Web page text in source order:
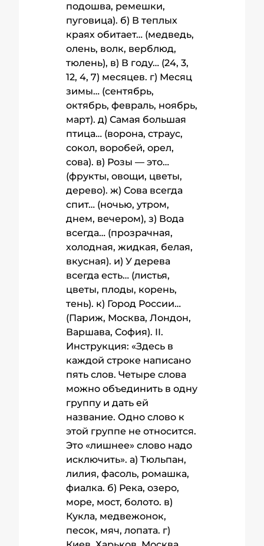
подошва, ремешки,
пуговица). б) В теплых
краях обитает… (медведь,
олень, волк, верблюд,
тюлень), в) В году… (24, 3,
12, 4, 7) месяцев. г) Месяц
зимы… (сентябрь,
октябрь, февраль, ноябрь,
март). д) Самая большая
птица… (ворона, страус,
сокол, воробей, орел,
сова). в) Розы — это…
(фрукты, овощи, цветы,
дерево). ж) Сова всегда
спит… (ночью, утром,
днем, вечером), з) Вода
всегда… (прозрачная,
холодная, жидкая, белая,
вкусная). и) У дерева
всегда есть… (листья,
цветы, плоды, корень,
тень). к) Город России…
(Париж, Москва, Лондон,
Варшава, София). II.
Инструкция: «Здесь в
каждой строке написано
пять слов. Четыре слова
можно объединить в одну
группу и дать ей
название. Одно слово к
этой группе не относится.
Это «лишнее» слово надо
исключить». а) Тюльпан,
лилия, фасоль, ромашка,
фиалка. б) Река, озеро,
море, мост, болото. в)
Кукла, медвежонок,
песок, мяч, лопата. г)